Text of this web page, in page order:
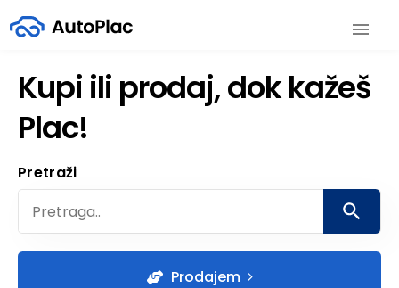
Kupi ili prodaj, dok kažeš
Plac!
Pretraži
Prodajem